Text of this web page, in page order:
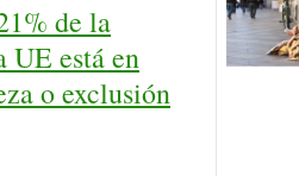
de la
UE está en
o exclusión